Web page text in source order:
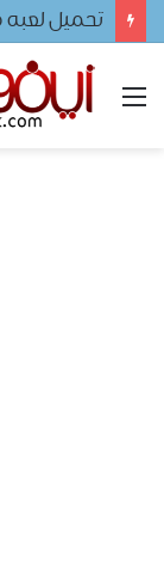
تحميل لعبه فيفا
القائمة